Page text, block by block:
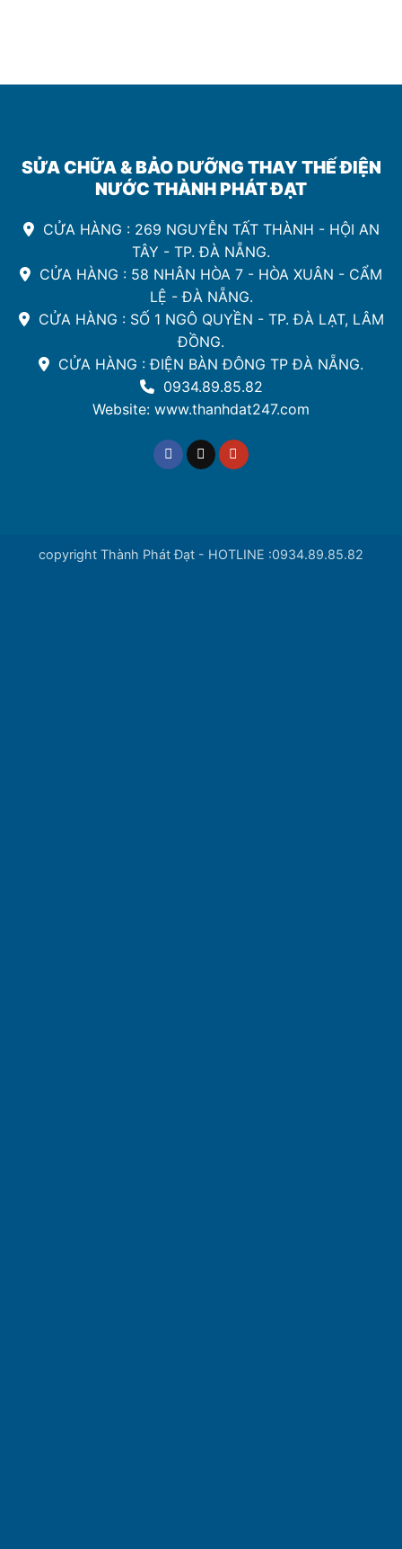
SỬA CHỮA & BẢO DƯỠNG THAY THẾ ĐIỆN
NƯỚC THÀNH PHÁT ĐẠT
CỬA HÀNG : 269 NGUYỄN TẤT THÀNH - HỘI AN
TÂY - TP. ĐÀ NẴNG.
CỬA HÀNG : 58 NHÂN HÒA 7 - HÒA XUÂN - CẨM
LỆ - ĐÀ NẴNG.
CỬA HÀNG : SỐ 1 NGÔ QUYỀN - TP. ĐÀ LẠT, LÂM
ĐỒNG.
CỬA HÀNG : ĐIỆN BÀN ĐÔNG TP ĐÀ NẴNG.
0934.89.85.82
Website: www.thanhdat247.com
copyright Thành Phát Đạt - HOTLINE :0934.89.85.82